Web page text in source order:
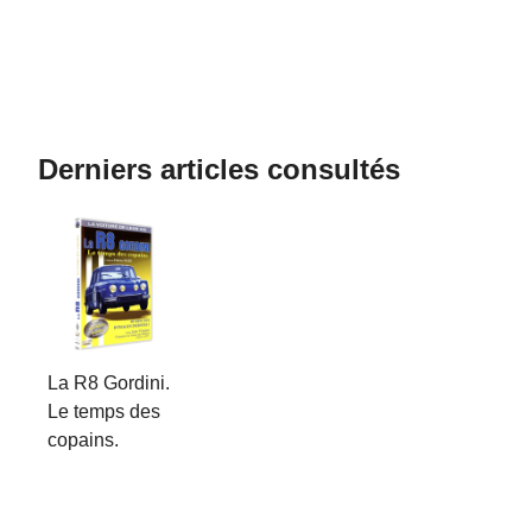
Derniers articles consultés
La R8 Gordini.
Le temps des
copains.